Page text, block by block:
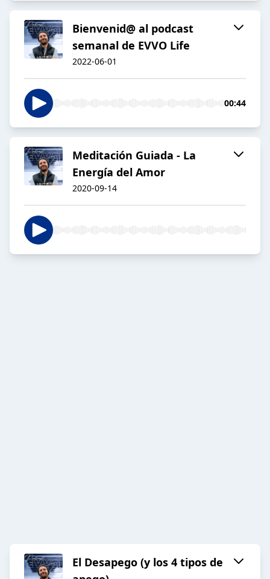
Bienvenid@ al podcast
semanal de EVVO Life
2022-06-01
00:44
Meditación Guiada - La
Energía del Amor
2020-09-14
El Desapego (y los 4 tipos de